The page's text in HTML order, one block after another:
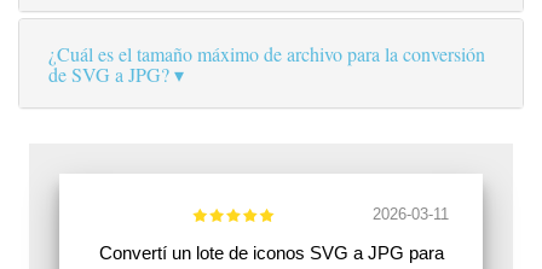
¿Cuál es el tamaño máximo de archivo para la conversión
de SVG a JPG?
2026-03-11
Convertí un lote de iconos SVG a JPG para